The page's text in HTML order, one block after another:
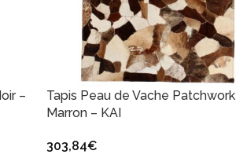
–
Tapis Peau de Vache Patchwork
Marron – KAI
303,84€